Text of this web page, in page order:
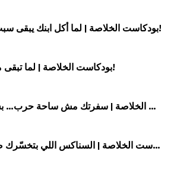
بودكاست الخلاصة | لما أكل ابنك يبقى سبب مرضه… مش صحته!
بودكاست الخلاصة | لما تبقى مش جعان… بس بتاكل!
بودكاست الخلاصة | سفرتك مش ساحة حرب… بس ممكن تتحول لجبهة!
بودكاست الخلاصة | السناكس اللي بتخسّرك صحتك من غير ما تحس!